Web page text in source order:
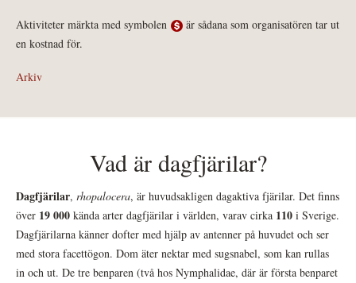
Aktiviteter märkta med symbolen
är sådana som organisatören tar ut
en kostnad för.
Arkiv
Vad är dagfjärilar?
Dagfjärilar, rhopalocera, är huvudsakligen dagaktiva fjärilar. Det finns
över 19 000 kända arter dagfjärilar i världen, varav cirka 110 i Sverige.
Dagfjärilarna känner dofter med hjälp av antenner på huvudet och ser
med stora facettögon. Dom äter nektar med sugsnabel, som kan rullas
in och ut. De tre benparen (två hos Nymphalidae, där är första benparet